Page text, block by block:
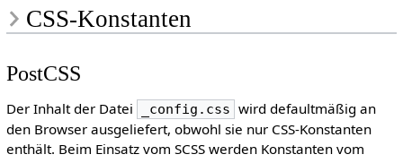
CSS-Konstanten
PostCSS
Der Inhalt der Datei _config.css wird defaultmäßig an
den Browser ausgeliefert, obwohl sie nur CSS-Konstanten
enthält. Beim Einsatz vom SCSS werden Konstanten vom